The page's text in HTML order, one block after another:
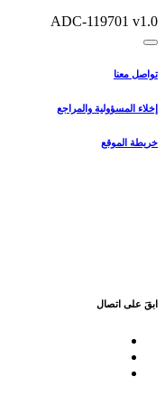
ADC-119701 v1.0
تواصل معنا
إخلاء المسؤولية والمراجع
خريطة الموقع
ابقَ على اتصال